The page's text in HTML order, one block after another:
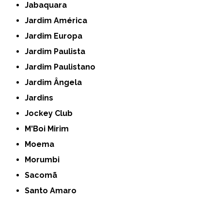
Jabaquara
Jardim América
Jardim Europa
Jardim Paulista
Jardim Paulistano
Jardim Ângela
Jardins
Jockey Club
M'Boi Mirim
Moema
Morumbi
Sacomã
Santo Amaro